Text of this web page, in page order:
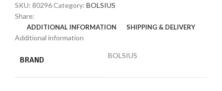
SKU: 80296Category: BOLSIUS
Share:
ADDITIONAL INFORMATION SHIPPING & DELIVERY
Additional information
BRAND BOLSIUS